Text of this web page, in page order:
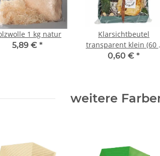
1 kg natur
5,89 € *
Klarsichtbeutel
transparent klein (60
45 cm)
0,60 € *
weitere